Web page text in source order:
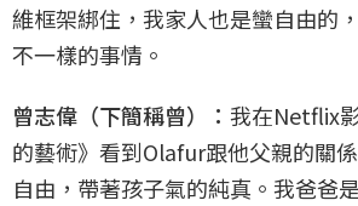
維框架綁住，我家人也是蠻自由的
不一樣的事情。
曾志偉（下簡稱曾）： 我在Netflix
的藝術》看到Olafur跟他父親的關
自由，帶著孩子氣的純真。我爸爸